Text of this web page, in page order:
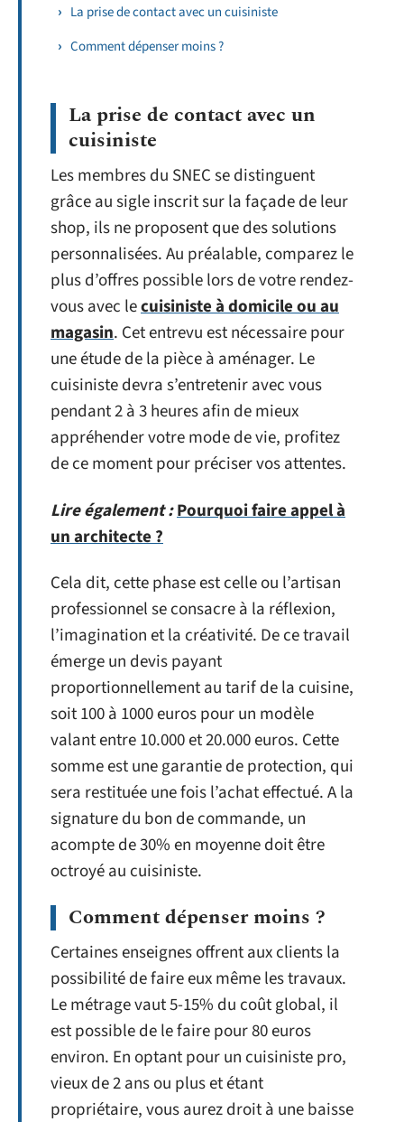
La prise de contact avec un cuisiniste
Comment dépenser moins ?
La prise de contact avec un
cuisiniste
Les membres du SNEC se distinguent
grâce au sigle inscrit sur la façade de leur
shop, ils ne proposent que des solutions
personnalisées. Au préalable, comparez le
plus d’offres possible lors de votre rendez-
vous avec lecuisiniste à domicile ou au
magasin. Cet entrevu est nécessaire pour
une étude de la pièce à aménager. Le
cuisiniste devra s’entretenir avec vous
pendant 2 à 3 heures afin de mieux
appréhender votre mode de vie, profitez
de ce moment pour préciser vos attentes.
Lire également :Pourquoi faire appel à
un architecte ?
Cela dit, cette phase est celle ou l’artisan
professionnel se consacre à la réflexion,
l’imagination et la créativité. De ce travail
émerge un devis payant
proportionnellement au tarif de la cuisine,
soit 100 à 1000 euros pour un modèle
valant entre 10.000 et 20.000 euros. Cette
somme est une garantie de protection, qui
sera restituée une fois l’achat effectué. A la
signature du bon de commande, un
acompte de 30% en moyenne doit être
octroyé au cuisiniste.
Comment dépenser moins ?
Certaines enseignes offrent aux clients la
possibilité de faire eux même les travaux.
Le métrage vaut 5-15% du coût global, il
est possible de le faire pour 80 euros
environ. En optant pour un cuisiniste pro,
vieux de 2 ans ou plus et étant
propriétaire, vous aurez droit à une baisse